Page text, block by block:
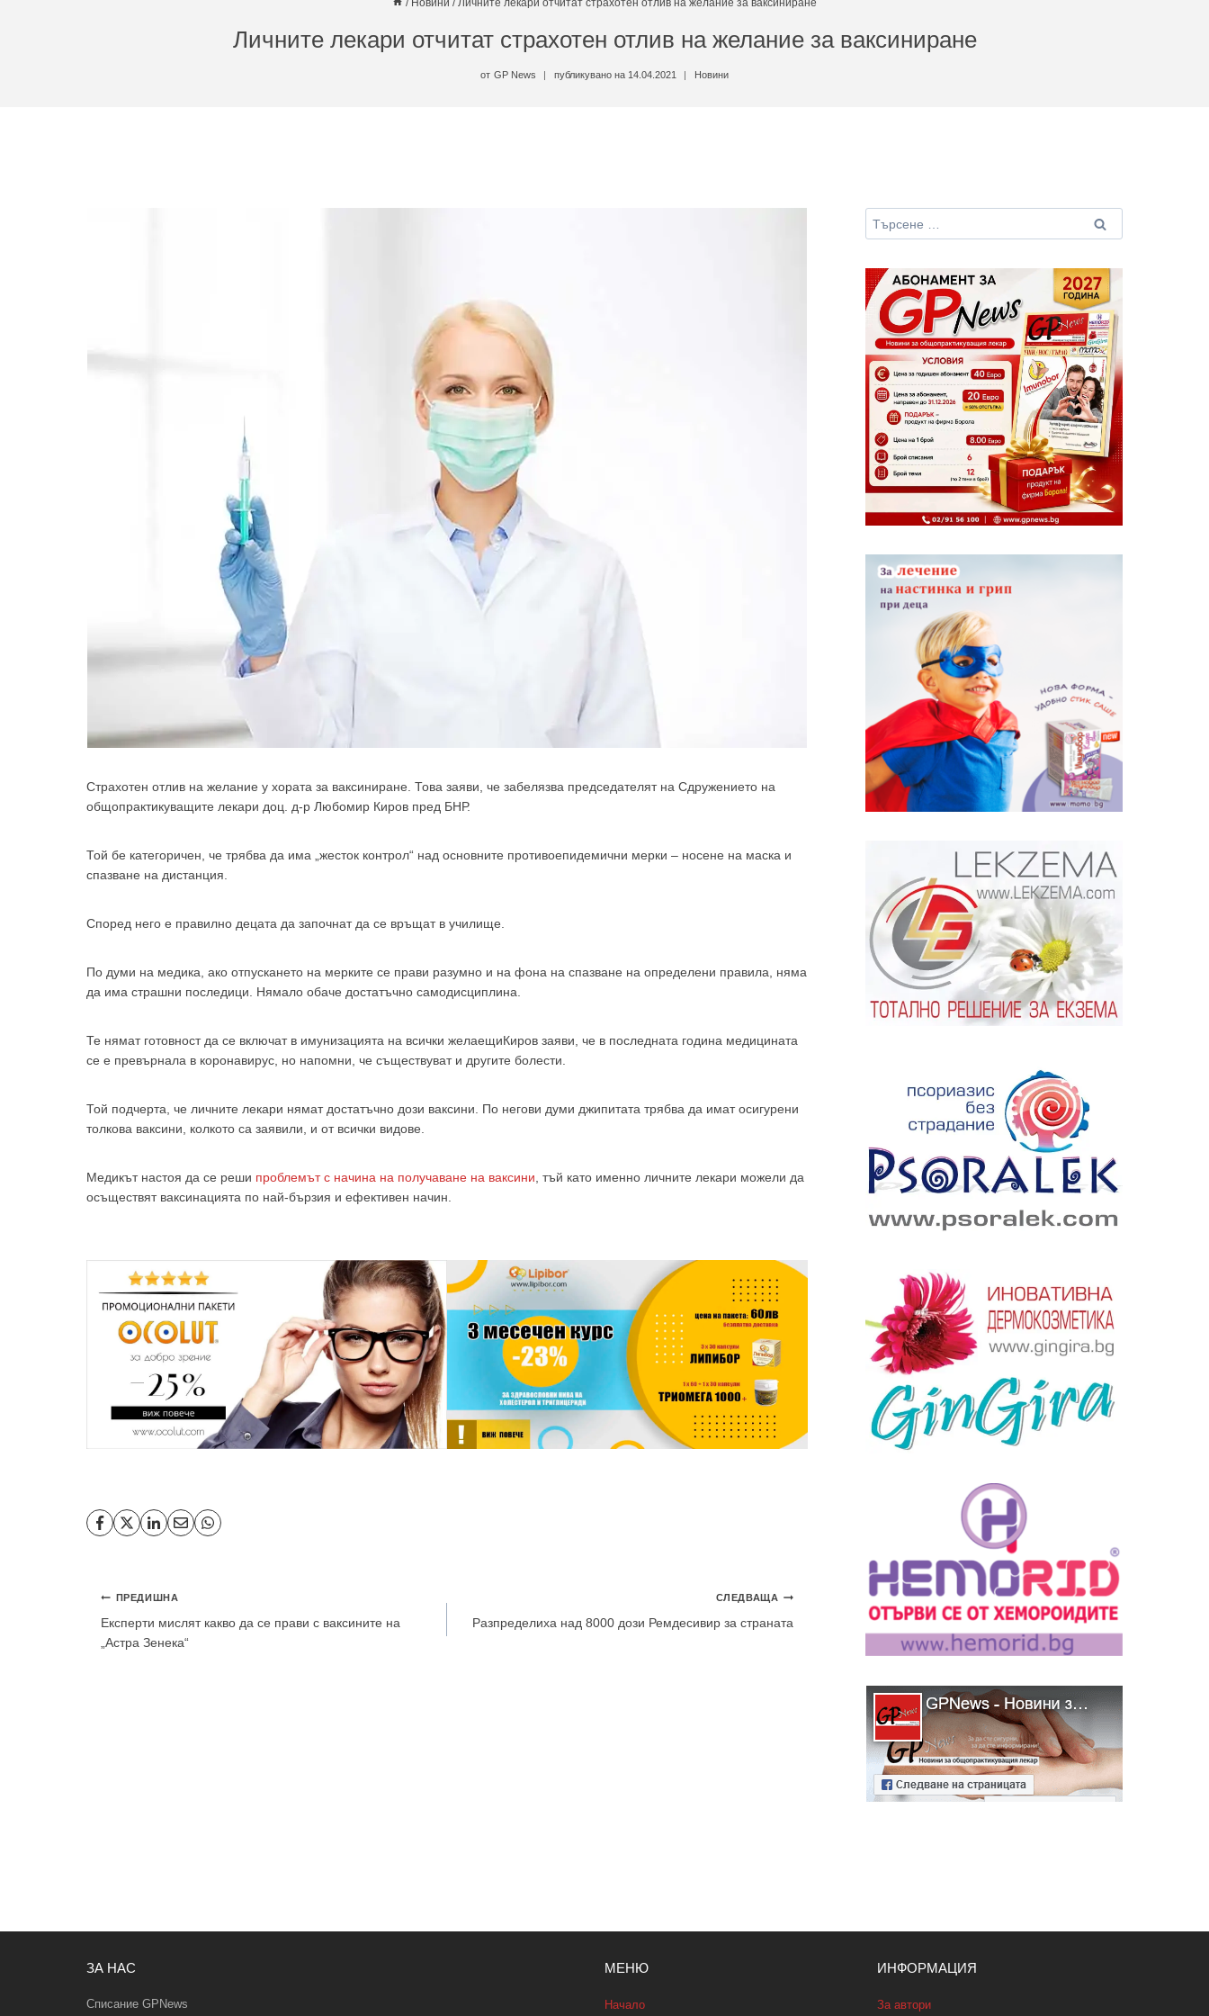
/ Новини / Личните лекари отчитат страхотен отлив на желание за ваксиниране
Личните лекари отчитат страхотен отлив на желание за ваксиниране
от GP News публикувано на 14.04.2021 Новини
Страхотен отлив на желание у хората за ваксиниране. Това заяви, че забелязва председателят на Сдружението на
общопрактикуващите лекари доц. д-р Любомир Киров пред БНР.
Той бе категоричен, че трябва да има „жесток контрол“ над основните противоепидемични мерки – носене на маска и
спазване на дистанция.
Според него е правилно децата да започнат да се връщат в училище.
По думи на медика, ако отпускането на мерките се прави разумно и на фона на спазване на определени правила, няма
да има страшни последици. Нямало обаче достатъчно самодисциплина.
Те нямат готовност да се включат в имунизацията на всички желаещиКиров заяви, че в последната година медицината
се е превърнала в коронавирус, но напомни, че съществуват и другите болести.
Той подчерта, че личните лекари нямат достатъчно дози ваксини. По негови думи джипитата трябва да имат осигурени
толкова ваксини, колкото са заявили, и от всички видове.
Медикът настоя да се реши проблемът с начина на получаване на ваксини , тъй като именно личните лекари можели да
осъществят ваксинацията по най-бързия и ефективен начин.
Навигация
ПРЕДИШНА
Експерти мислят какво да се прави с ваксините на
„Астра Зенека“
СЛЕДВАЩА
Разпределиха над 8000 дози Ремдесивир за страната
Търсене
за:
ЗА НАС
Списание GPNews
МЕНЮ
Начало
ИНФОРМАЦИЯ
За автори
GPNews
НОВИНИ ЗА ОБЩОПРАКТИКУВАЩИЯ ЛЕКАР
декларирате, че сте